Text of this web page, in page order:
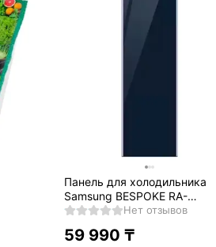
Панель для холодильника
Samsung BESPOKE RA-
R23DAA41GGНет отзывов
59 990 ₸